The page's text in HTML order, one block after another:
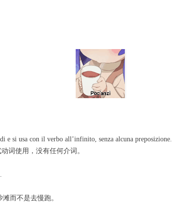
e si usa con il verbo all’infinito, senza alcuna preposizione.
词使用，没有任何介词。
滩而不是去慢跑。